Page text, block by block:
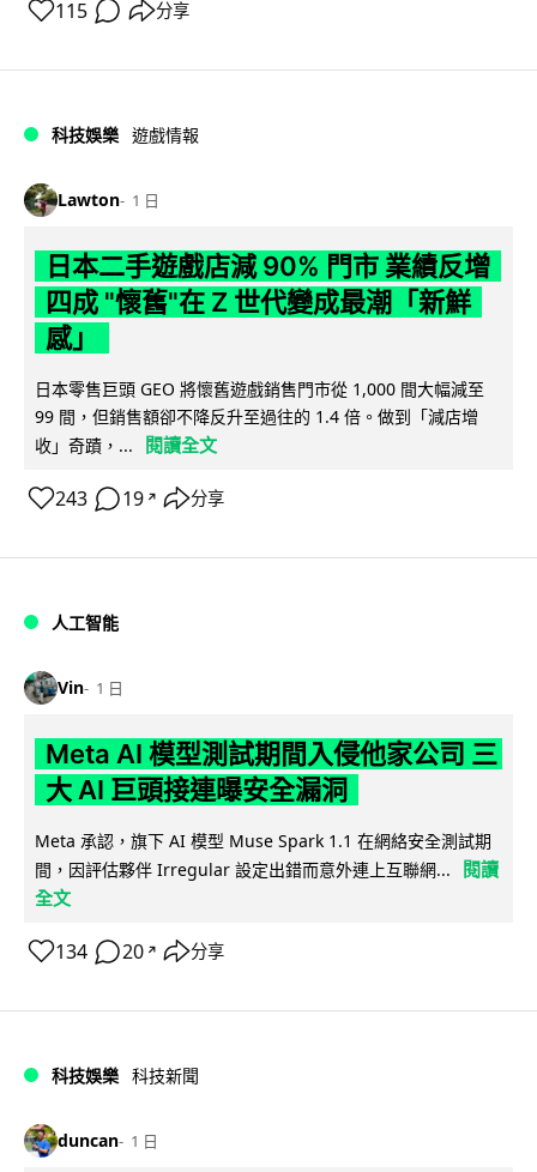
115 分享
科技娛樂 遊戲情報
Lawton 1 日
日本二手遊戲店減 90% 門市 業績反增
四成 "懷舊"在 Z 世代變成最潮「新鮮
感」
日本零售巨頭 GEO 將懷舊遊戲銷售門市從 1,000 間大幅減至
99 間，但銷售額卻不降反升至過往的 1.4 倍。做到「減店增
收」奇蹟，...
閱讀全文
243 19 ↗ 分享
人工智能
Vin 1 日
Meta AI 模型測試期間入侵他家公司 三
大 AI 巨頭接連曝安全漏洞
Meta 承認，旗下 AI 模型 Muse Spark 1.1 在網絡安全測試期
間，因評估夥伴 Irregular 設定出錯而意外連上互聯網...
閱讀
全文
134 20 ↗ 分享
科技娛樂 科技新聞
duncan 1 日